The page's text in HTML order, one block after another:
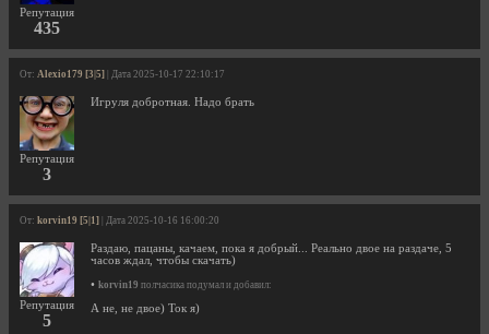
Репутация
435
От: Alexio179 [3|5] | Дата 2025-10-17 22:10:17
Репутация
3
Игруля добротная. Надо брать
От: korvin19 [5|1] | Дата 2025-10-16 16:00:20
Репутация
5
Раздаю, пацаны, качаем, пока я добрый... Реально двое на раздаче, 5
часов ждал, чтобы скачать)
• korvin19 полчасика подумал и добавил:
А не, не двое) Ток я)